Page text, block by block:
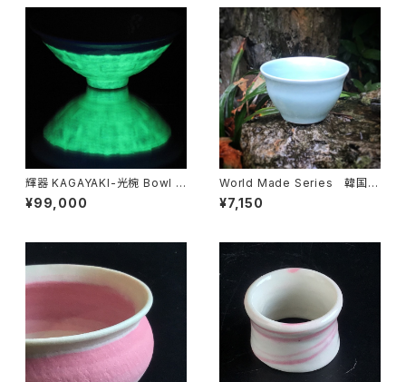
輝器 KAGAYAKI-光椀 Bowl f
or Light 緑
¥99,000
World Made Series 韓国青
磁酒器 SAKE Cup
¥7,150